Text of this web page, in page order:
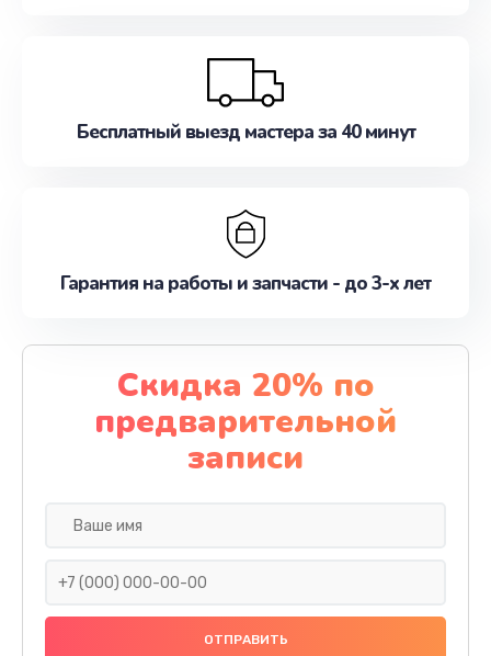
Бесплатный выезд мастера за 40 минут
Гарантия на работы и запчасти - до 3-х лет
Скидка 20% по
предварительной
записи